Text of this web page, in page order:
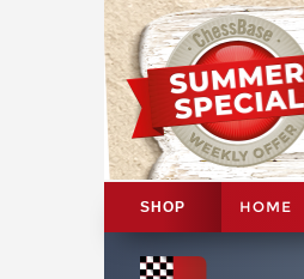
SHOP HOME